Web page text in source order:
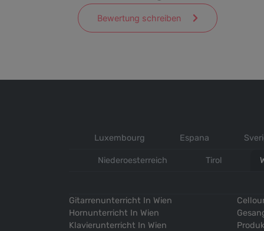
Bewertung schreiben
Luxembourg Espana
Niederoesterreich Tirol
Gitarrenunterricht In Wien
Hornunterricht In Wien
Klavierunterricht In Wien